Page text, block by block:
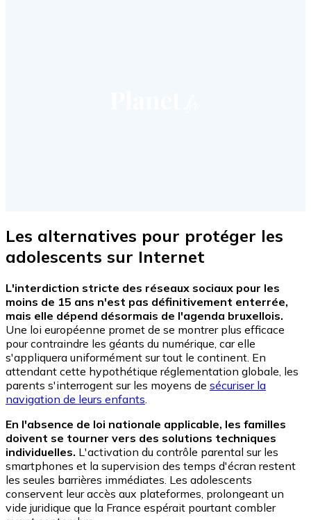
Les alternatives pour protéger les
adolescents sur Internet
L'interdiction stricte des réseaux sociaux pour les
moins de 15 ans n'est pas définitivement enterrée,
mais elle dépend désormais de l'agenda bruxellois.
Une loi européenne promet de se montrer plus efficace
pour contraindre les géants du numérique, car elle
s'appliquera uniformément sur tout le continent. En
attendant cette hypothétique réglementation globale, les
parents s'interrogent sur les moyens de sécuriser la
navigation de leurs enfants.
En l'absence de loi nationale applicable, les familles
doivent se tourner vers des solutions techniques
individuelles. L'activation du contrôle parental sur les
smartphones et la supervision des temps d'écran restent
les seules barrières immédiates. Les adolescents
conservent leur accès aux plateformes, prolongeant un
vide juridique que la France espérait pourtant combler